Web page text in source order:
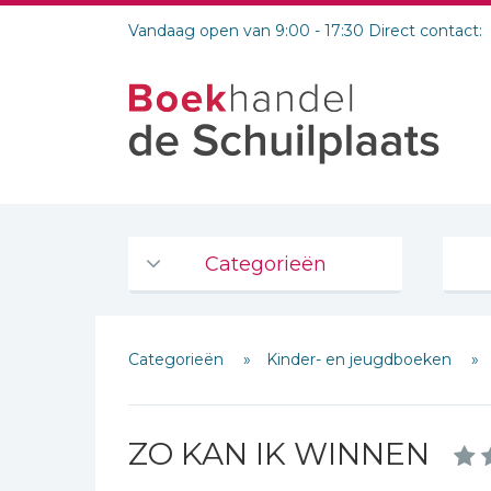
Vandaag open van 9:00 - 17:30 Direct contact:
Categorieën
De Bijbel
Bijbelse Dagboeken 2026
Bijbelstudie groepen
Categorieën Kinder- en jeugdboeken
ZO KAN IK WINNEN